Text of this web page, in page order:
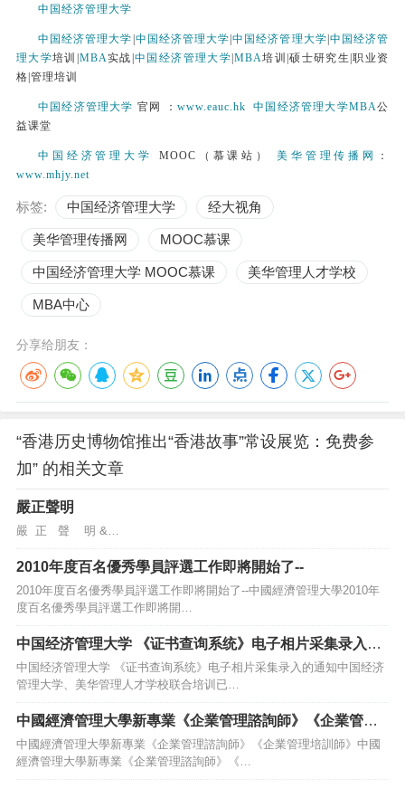
中国经济管理大学
中国经济管理大学 中国经济管理大学 |中国经济管理大学 中国经济管
理大学培训| MBA实战| 中国经济管理大学 MBA培训|硕士研究生|职业资
格|管理培训
中国经济管理大学 官网 ： www.eauc.hk 中国经济管理大学MBA公
益课堂
中国经济管理大学 MOOC（慕课站） 美华管理传播网
：
www.mhjy.net
标签: 中国经济管理大学 经大视角
美华管理传播网 MOOC慕课
中国经济管理大学 MOOC慕课 美华管理人才学校
MBA中心
分享给朋友：
“香港历史博物馆推出“香港故事”常设展览：免费参
加” 的相关文章
嚴正聲明
嚴 正 聲 明 &…
2010年度百名優秀學員評選工作即將開始了--
2010年度百名優秀學員評選工作即將開始了--中國經濟管理大學2010年
度百名優秀學員評選工作即將開…
中国经济管理大学 《证书查询系统》电子相片采集录入的
通知
中国经济管理大学 《证书查询系统》电子相片采集录入的通知中国经济
管理大学、美华管理人才学校联合培训已…
中國經濟管理大學新專業《企業管理諮詢師》《企業管理
培訓師》
中國經濟管理大學新專業《企業管理諮詢師》《企業管理培訓師》中國
經濟管理大學新專業《企業管理諮詢師》《…